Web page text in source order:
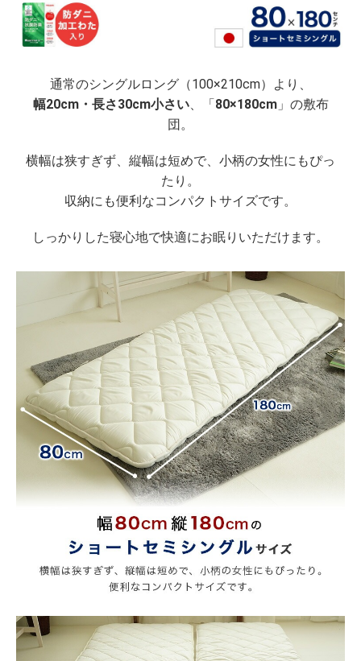
通常のシングルロング（100×210cm）より、
幅20cm・長さ30cm小さい、「 80×180cm」の敷布
団。
横幅は狭すぎず、縦幅は短めで、小柄の女性にもぴっ
たり。
収納にも便利なコンパクトサイズです。
しっかりした寝心地で快適にお眠りいただけます。